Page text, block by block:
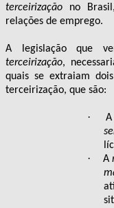
terceirização no
relações de emprego.
A legislação que
terceirização,
quais se extraiam
terceirização, que são:
·
· A